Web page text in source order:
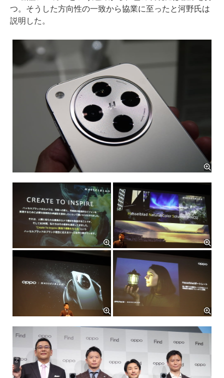
つ。そうした方向性の一致から協業に至ったと河野氏は
説明した。